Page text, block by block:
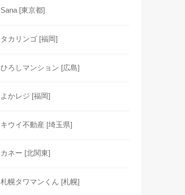
Sana [東京都]
タカリンゴ [福岡]
ひろしマンション [広島]
よかレジ [福岡]
キウイ不動産 [埼玉県]
カネー [北関東]
札幌タワマンくん [札幌]